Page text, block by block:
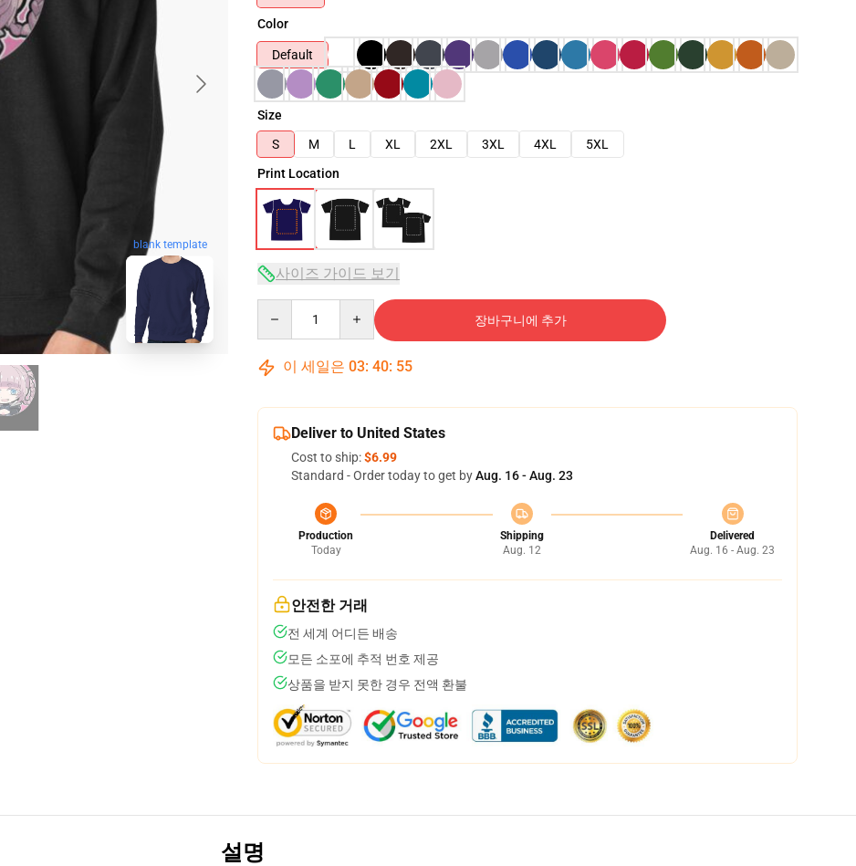
blank template
Color
Default
Size
S
M L XL 2XL 3XL 4XL
5XL
Print Location
사이즈 가이드 보기
장바구니에 추가
이 세일은 03: 40: 54
Deliver to United States
Cost to ship:$6.99
Standard - Order today to get byAug. 16 - Aug. 23
Production
Today
Shipping
Aug. 12
Delivered
Aug. 16 - Aug. 23
안전한 거래
전 세계 어디든 배송
모든 소포에 추적 번호 제공
상품을 받지 못한 경우 전액 환불
설명